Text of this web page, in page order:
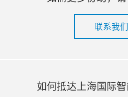
联系我们
如何抵达上海国际